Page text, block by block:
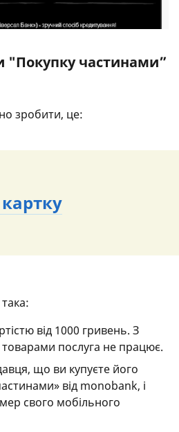
"Покупку частинами”
зробити, це:
від 1000 гривень. З
послуга не працює.
що ви купуєте його
від monobank, і
свого мобільного